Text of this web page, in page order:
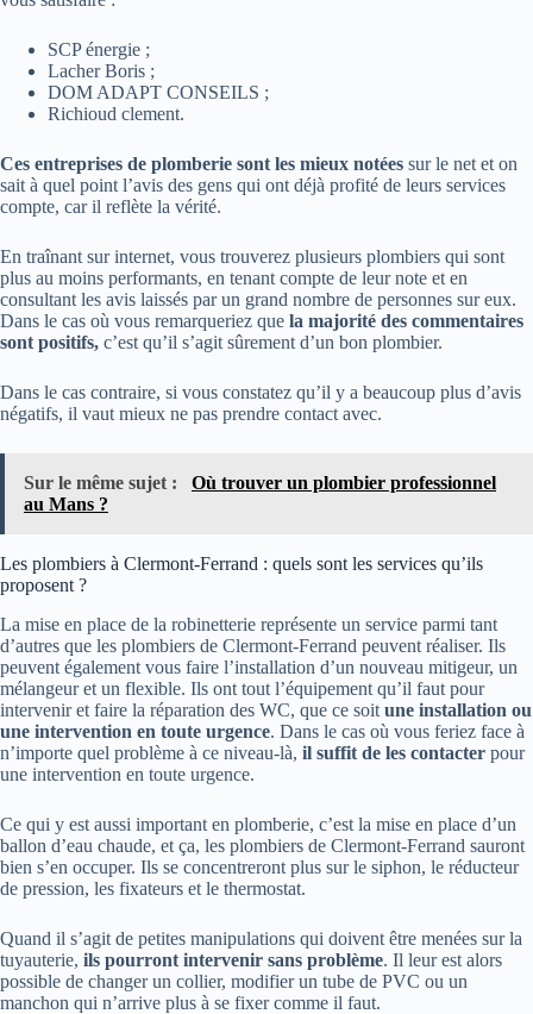
SCP énergie ;
Lacher Boris ;
DOM ADAPT CONSEILS ;
Richioud clement.
Ces entreprises de plomberie sont les mieux notées sur le net et on
sait à quel point l’avis des gens qui ont déjà profité de leurs services
compte, car il reflète la vérité.
En traînant sur internet, vous trouverez plusieurs plombiers qui sont
plus au moins performants, en tenant compte de leur note et en
consultant les avis laissés par un grand nombre de personnes sur eux.
Dans le cas où vous remarqueriez que la majorité des commentaires
sont positifs, c’est qu’il s’agit sûrement d’un bon plombier.
Dans le cas contraire, si vous constatez qu’il y a beaucoup plus d’avis
négatifs, il vaut mieux ne pas prendre contact avec.
Sur le même sujet :
Où trouver un plombier professionnel
au Mans ?
Les plombiers à Clermont-Ferrand : quels sont les services qu’ils
proposent ?
La mise en place de la robinetterie représente un service parmi tant
d’autres que les plombiers de Clermont-Ferrand peuvent réaliser. Ils
peuvent également vous faire l’installation d’un nouveau mitigeur, un
mélangeur et un flexible. Ils ont tout l’équipement qu’il faut pour
intervenir et faire la réparation des WC, que ce soit une installation ou
une intervention en toute urgence. Dans le cas où vous feriez face à
n’importe quel problème à ce niveau-là, il suffit de les contacter pour
une intervention en toute urgence.
Ce qui y est aussi important en plomberie, c’est la mise en place d’un
ballon d’eau chaude, et ça, les plombiers de Clermont-Ferrand sauront
bien s’en occuper. Ils se concentreront plus sur le siphon, le réducteur
de pression, les fixateurs et le thermostat.
Quand il s’agit de petites manipulations qui doivent être menées sur la
tuyauterie, ils pourront intervenir sans problème. Il leur est alors
possible de changer un collier, modifier un tube de PVC ou un
manchon qui n’arrive plus à se fixer comme il faut.